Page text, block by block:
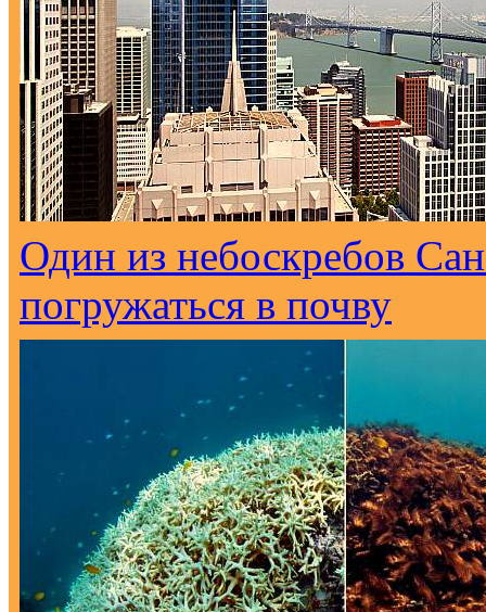
Один из небоскребов
погружаться в почву